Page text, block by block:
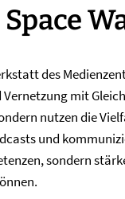
des
mit
nutzen die
und
sondern